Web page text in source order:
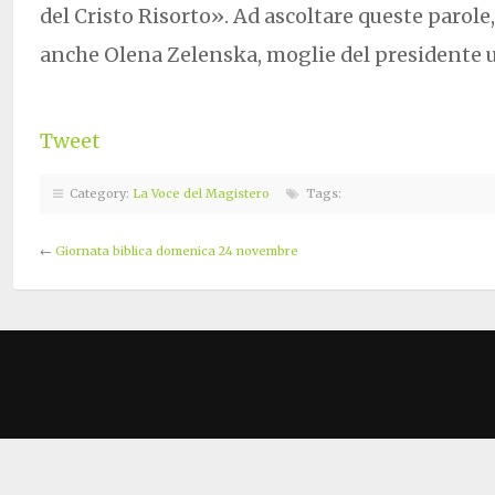
del Cristo Risorto». Ad ascoltare queste parole,
anche Olena Zelenska, moglie del presidente
Tweet
Category: La Voce del Magistero Tags:
← Giornata biblica domenica 24 novembre